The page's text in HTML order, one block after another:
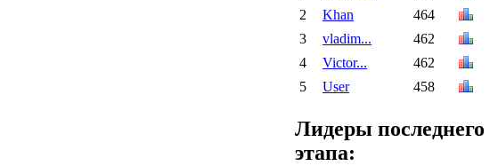
2
Khan
464
3
vladim...
462
4
Victor...
462
5
User 458
Лидеры последнего
этапа: